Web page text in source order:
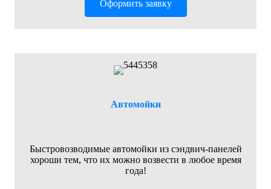
Оформить заявку
Автомойки
Быстровозводимые автомойки из сэндвич-панелей
хороши тем, что их можно возвести в любое время
года!